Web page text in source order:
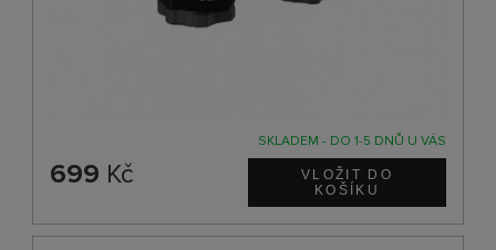
SKLADEM - DO 1-5 DNŮ U VÁS
699 Kč